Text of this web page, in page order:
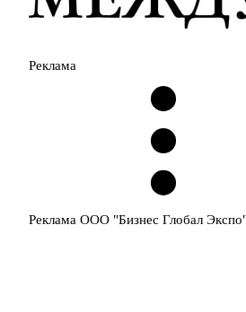
Реклама
Реклама ООО "Бизнес Глобал